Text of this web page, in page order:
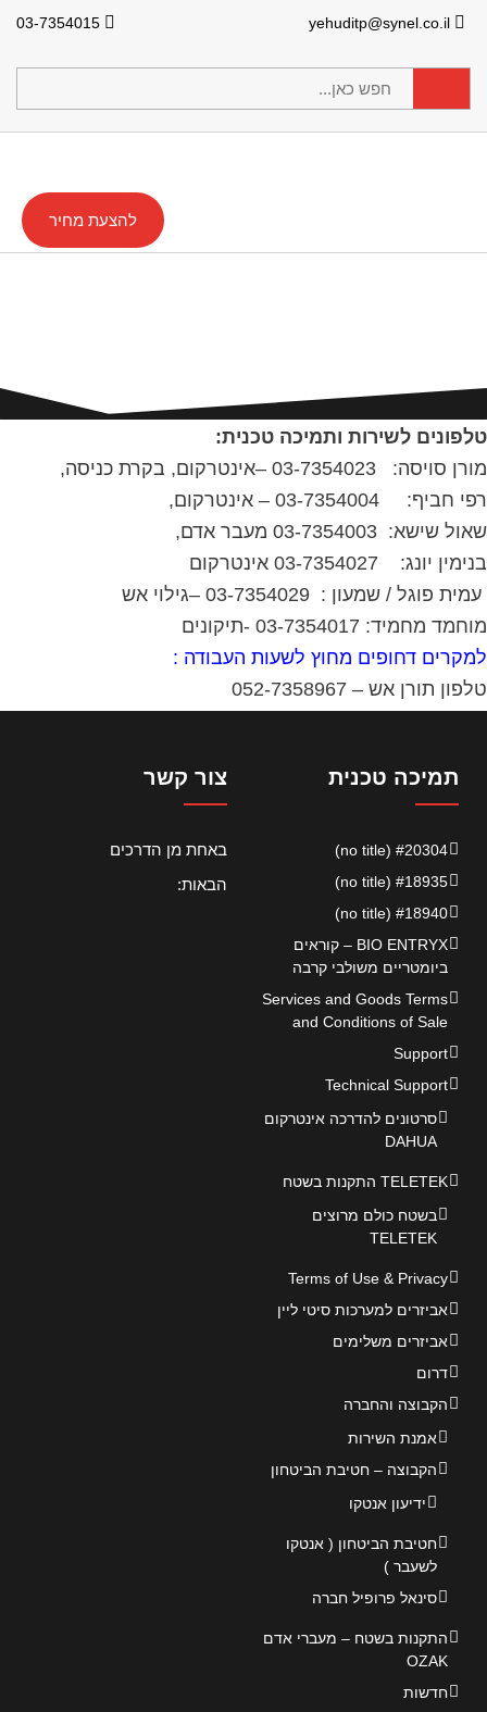
להצעת מחיר
טלפונים לשירות ותמיכה טכנית:
מורן סויסה: 03-7354023 –אינטרקום, בקרת כניסה,
רפי חביף: 03-7354004 – אינטרקום,
שאול שישא: 03-7354003 מעבר אדם,
בנימין יונג: 03-7354027 אינטרקום
עמית פוגל / שמעון : 03-7354029 –גילוי אש
מוחמד מחמיד: 03-7354017 -תיקונים
למקרים דחופים מחוץ לשעות העבודה :
טלפון תורן אש – 052-7358967
צור קשר
באחת מן הדרכים
הבאות:
תמיכה טכנית
#20304 (no title)
#18935 (no title)
#18940 (no title)
BIO ENTRYX – קוראים
ביומטריים משולבי קרבה
Services and Goods Terms
and Conditions of Sale
Support
Technical Support
סרטונים להדרכה אינטרקום
DAHUA
TELETEK התקנות בשטח
בשטח כולם מרוצים
TELETEK
Terms of Use & Privacy
אביזרים למערכות סיטי ליין
אביזרים משלימים
דרום
הקבוצה והחברה
אמנת השירות
הקבוצה – חטיבת הביטחון
ידיעון אנטקו
חטיבת הביטחון ( אנטקו
לשעבר )
סינאל פרופיל חברה
התקנות בשטח – מעברי אדם
OZAK
חדשות